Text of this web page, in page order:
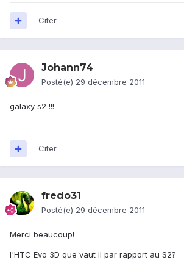
Citer
Johann74
Posté(e) 29 décembre 2011
galaxy s2 !!!
Citer
fredo31
Posté(e) 29 décembre 2011
Merci beaucoup!
l'HTC Evo 3D que vaut il par rapport au S2?